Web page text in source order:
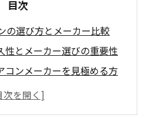
目次
の選び方とメーカー比較
性とメーカー選びの重要性
コンメーカーを見極める方